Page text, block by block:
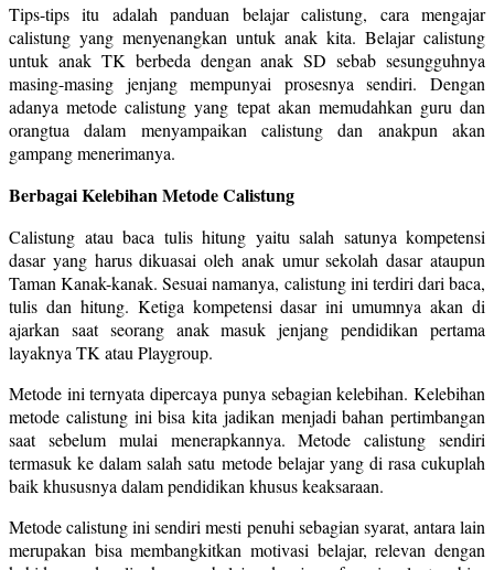
Tips-tips itu adalah panduan belajar calistung, cara mengajar
calistung yang menyenangkan untuk anak kita. Belajar calistung
untuk anak TK berbeda dengan anak SD sebab sesungguhnya
masing-masing jenjang mempunyai prosesnya sendiri. Dengan
adanya metode calistung yang tepat akan memudahkan guru dan
orangtua dalam menyampaikan calistung dan anakpun akan
gampang menerimanya.
Berbagai Kelebihan Metode Calistung
Calistung atau baca tulis hitung yaitu salah satunya kompetensi
dasar yang harus dikuasai oleh anak umur sekolah dasar ataupun
Taman Kanak-kanak. Sesuai namanya, calistung ini terdiri dari baca,
tulis dan hitung. Ketiga kompetensi dasar ini umumnya akan di
ajarkan saat seorang anak masuk jenjang pendidikan pertama
layaknya TK atau Playgroup.
Metode ini ternyata dipercaya punya sebagian kelebihan. Kelebihan
metode calistung ini bisa kita jadikan menjadi bahan pertimbangan
saat sebelum mulai menerapkannya. Metode calistung sendiri
termasuk ke dalam salah satu metode belajar yang di rasa cukuplah
baik khususnya dalam pendidikan khusus keaksaraan.
Metode calistung ini sendiri mesti penuhi sebagian syarat, antara lain
merupakan bisa membangkitkan motivasi belajar, relevan dengan